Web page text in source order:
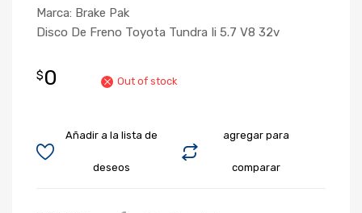
Marca: Brake Pak
Disco De Freno Toyota Tundra Ii 5.7 V8 32v
$0 Out of stock
agregar para
comparar
Añadir a la lista de
deseos